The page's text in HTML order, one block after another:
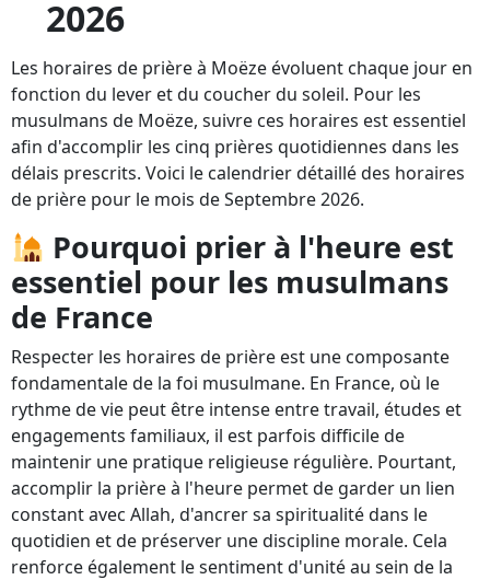
2026
Les horaires de prière à Moëze évoluent chaque jour en
fonction du lever et du coucher du soleil. Pour les
musulmans de Moëze, suivre ces horaires est essentiel
afin d'accomplir les cinq prières quotidiennes dans les
délais prescrits. Voici le calendrier détaillé des horaires
de prière pour le mois de Septembre 2026.
Pourquoi prier à l'heure est
essentiel pour les musulmans
de France
Respecter les horaires de prière est une composante
fondamentale de la foi musulmane. En France, où le
rythme de vie peut être intense entre travail, études et
engagements familiaux, il est parfois difficile de
maintenir une pratique religieuse régulière. Pourtant,
accomplir la prière à l'heure permet de garder un lien
constant avec Allah, d'ancrer sa spiritualité dans le
quotidien et de préserver une discipline morale. Cela
renforce également le sentiment d'unité au sein de la